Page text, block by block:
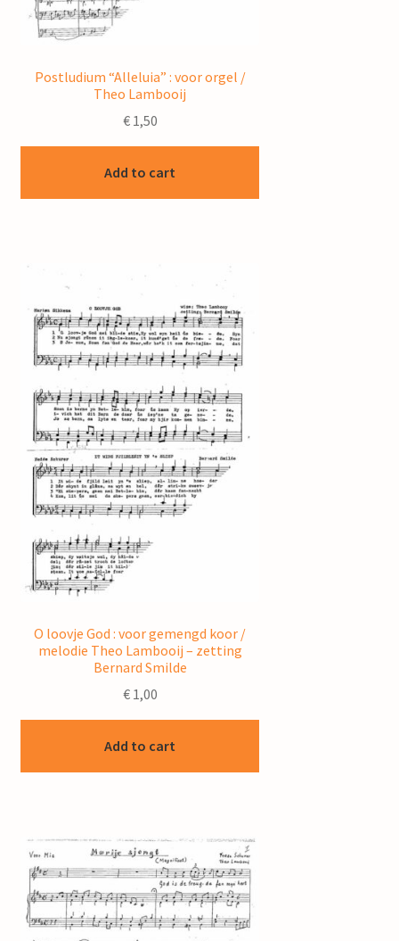
Postludium “Alleluia” : voor orgel /
Theo Lambooij
€1,50
Add to cart
O loovje God : voor gemengd koor /
melodie Theo Lambooij – zetting
Bernard Smilde
€1,00
Add to cart